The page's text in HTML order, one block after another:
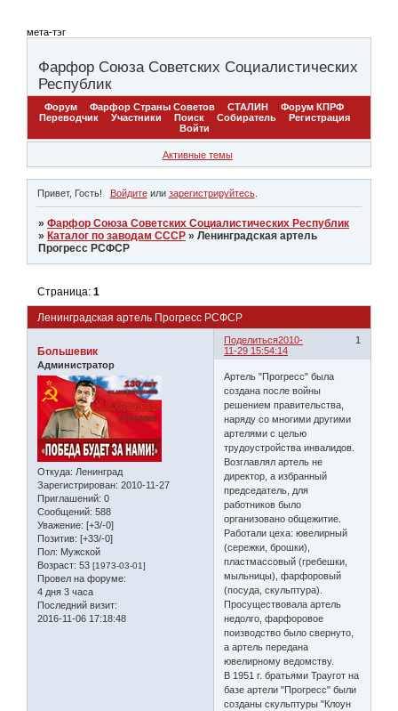
мета-тэг
Фарфор Союза Советских Социалистических
Республик
Форум Фарфор Страны Советов СТАЛИН
Форум КПРФ
Переводчик
Участники Поиск Собиратель
Регистрация
Войти
Активные темы
Привет, Гость! Войдитеили зарегистрируйтесь.
»Фарфор Союза Советских Социалистических Республик
» Каталог по заводам СССР »Ленинградская артель
Прогресс РСФСР
Ленинградская артель Прогресс РСФСР
Страница:1
Поделиться 1
2010-
11-29 15:54:14
Большевик
Администратор
Откуда: Ленинград
Зарегистрирован: 2010-11-27
Приглашений: 0
Сообщений: 588
Уважение: [+3/-0]
Позитив: [+33/-0]
Пол: Мужской
Возраст: 53 [1973-03-01]
Провел на форуме:
4 дня 3 часа
Последний визит:
2016-11-06 17:18:48
Артель "Прогресс" была
создана после войны
решением правительства,
наряду со многими другими
артелями с целью
трудоустройства инвалидов.
Возглавлял артель не
директор, а избранный
председатель, для
работников было
организовано общежитие.
Работали цеха: ювелирный
(сережки, брошки),
пластмассовый (гребешки,
мыльницы), фарфоровый
(посуда, скульптура).
Просуществовала артель
недолго, фарфоровое
поизводство было свернуто,
а артель передана
ювелирному ведомству.
В 1951 г. братьями Траугот на
базе артели "Прогресс" были
созданы скульптуры "Клоун